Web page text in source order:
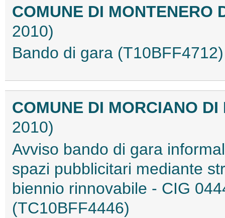
COMUNE DI MONTENERO
2010)
Bando di gara (T10BFF4712)
COMUNE DI MORCIANO
2010)
Avviso bando di gara
spazi pubblicitari mediante
biennio rinnovabile - CIG
(TC10BFF4446)